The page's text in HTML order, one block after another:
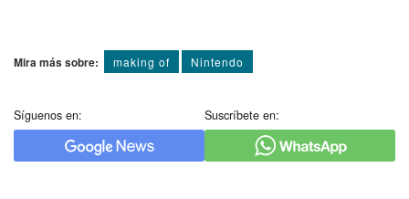
Mira más sobre: making of Nintendo
Síguenos en: Suscríbete en: